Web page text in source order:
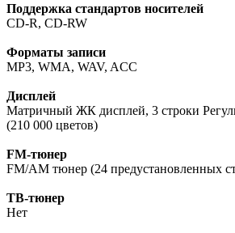
Поддержка стандартов носителей
CD-R, CD-RW
Форматы записи
MP3, WMA, WAV, ACC
Дисплей
Матричный ЖК дисплей, 3 строки
(210 000 цветов)
FM-тюнер
FM/AM тюнер (24 предустановленных
ТВ-тюнер
Нет